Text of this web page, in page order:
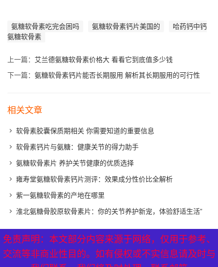
氨糖软骨素吃完会困吗 氨糖软骨素钙片美国的
哈药钙中钙
氨糖软骨素
上一篇： 艾兰德氨糖软骨素价格大 看看它到底值多少钱
下一篇： 氨糖软骨素钙片能否长期服用 解析其长期服用的可行性
相关文章
软骨素胶囊保质期相关 你需要知道的重要信息
软骨素钙片与氨糖：健康关节的得力助手
氨糖软骨素片 养护关节健康的优质选择
雍寿堂氨糖软骨素钙片测评：效果成分性价比全解析
紫一氨糖软骨素的产地在哪里
淮北氨糖骨胶原软骨素片：你的关节养护新宠，体验舒适生活”
免责声明：本文部分内容来源于网络，仅用于参考、
交流等非商业性目的。如有侵权或不实信息请及时与
XML地图| 网站地图 热点关注
免责声明：本文部分内容来源于网络，仅用于参考、
交流等非商业性目的。如有侵权或不实信息请及时与